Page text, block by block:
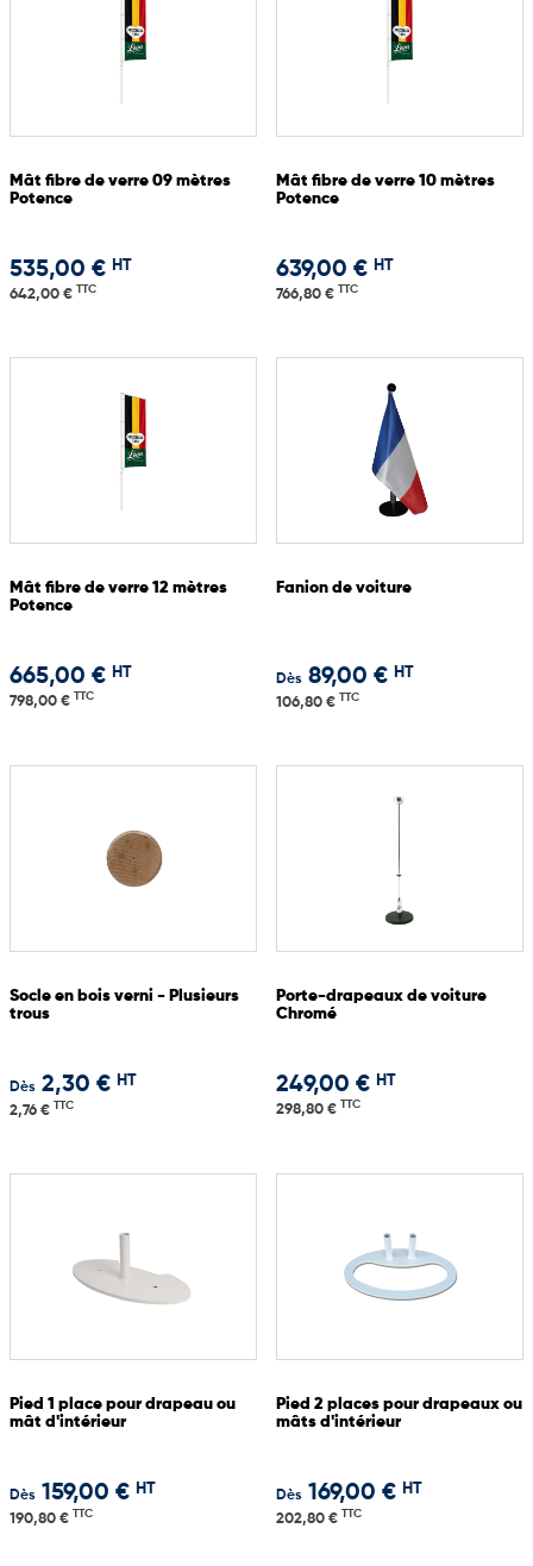
Mât fibre de verre 09 mètres
Potence
535,00 € HT
642,00 € TTC
Mât fibre de verre 10 mètres
Potence
639,00 € HT
766,80 € TTC
Mât fibre de verre 12 mètres
Potence
665,00 € HT
798,00 € TTC
Fanion de voiture
Dès 89,00 € HT
106,80 € TTC
Socle en bois verni - Plusieurs
trous
Dès 2,30 € HT
2,76 € TTC
Porte-drapeaux de voiture
Chromé
249,00 € HT
298,80 € TTC
Pied 1 place pour drapeau ou
mât d'intérieur
Dès 159,00 € HT
190,80 € TTC
Pied 2 places pour drapeaux ou
mâts d'intérieur
Dès 169,00 € HT
202,80 € TTC